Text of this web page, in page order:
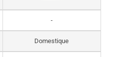
-
Domestique